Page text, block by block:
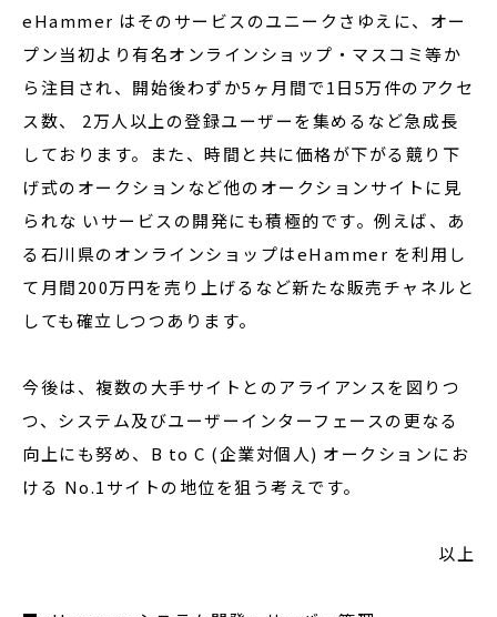
eHammer はそのサービスのユニークさゆえに、オー
プン当初より有名オンラインショップ・マスコミ等か
ら注目され、開始後わずか5ヶ月間で1日5万件のアクセ
ス数、 2万人以上の登録ユーザーを集めるなど急成長
しております。また、時間と共に価格が下がる競り下
げ式のオークションなど他のオークションサイトに見
られな いサービスの開発にも積極的です。例えば、あ
る石川県のオンラインショップはeHammer を利用し
て月間200万円を売り上げるなど新たな販売チャネルと
しても確立しつつあります。
今後は、複数の大手サイトとのアライアンスを図りつ
つ、システム及びユーザーインターフェースの更なる
向上にも努め、B to C (企業対個人) オークションにお
ける No.1サイトの地位を狙う考えです。
以上